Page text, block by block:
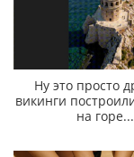
Ну это просто
викинги
на горе...